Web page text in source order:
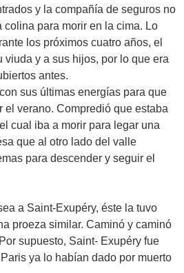
y la compañía de seguros no
para morir en la cima. Lo
los próximos cuatro años, el
y a sus hijos, por lo que era
antes.
sus últimas energías para que
verano. Compredió que estaba
cual iba a morir para legar una
que al otro lado del valle
para descender y seguir el
a Saint-Exupéry, éste la tuvo
proeza similar. Caminó y caminó
supuesto, Saint- Exupéry fue
ya lo habían dado por muerto